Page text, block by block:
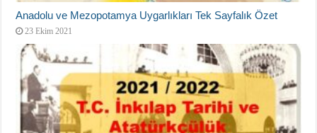
Anadolu ve Mezopotamya Uygarlıkları Tek Sayfalık Özet
23 Ekim 2021